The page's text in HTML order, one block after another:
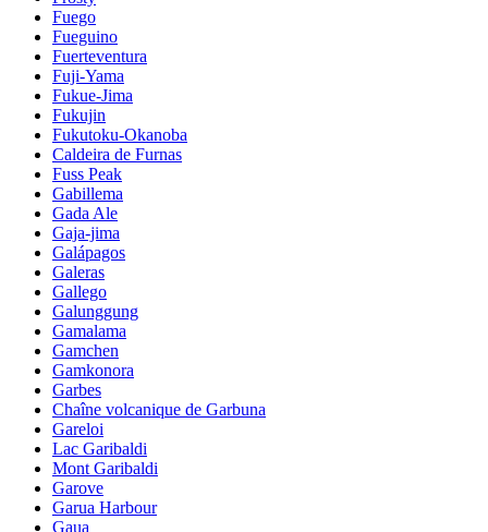
Fuego
Fueguino
Fuerteventura
Fuji-Yama
Fukue-Jima
Fukujin
Fukutoku-Okanoba
Caldeira de Furnas
Fuss Peak
Gabillema
Gada Ale
Gaja-jima
Galápagos
Galeras
Gallego
Galunggung
Gamalama
Gamchen
Gamkonora
Garbes
Chaîne volcanique de Garbuna
Gareloi
Lac Garibaldi
Mont Garibaldi
Garove
Garua Harbour
Gaua